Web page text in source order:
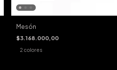
Mesón
$3.168.000,00
2 colores